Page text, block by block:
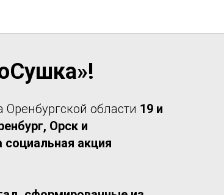
области 19 и
Орск и
акция